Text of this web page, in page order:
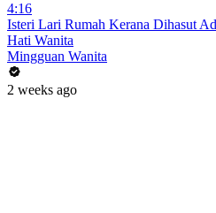
4:16
Isteri Lari Rumah Kerana Dihasut
Hati Wanita
Mingguan Wanita
2 weeks ago